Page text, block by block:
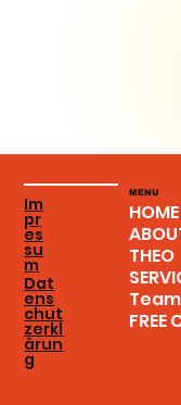
MENU
HOME
THEO
Team
FREE
Im
pr
es
su
m
Dat
ens
chut
zerkl
ärun
g